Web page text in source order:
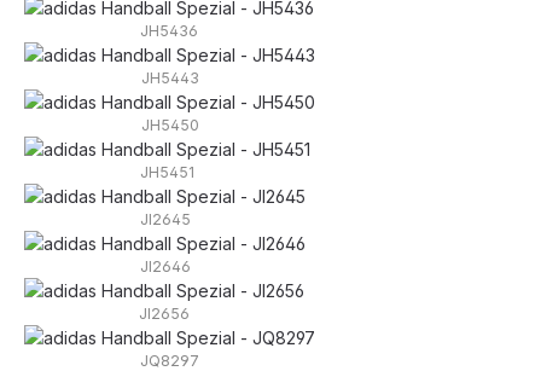
JH5436
JH5443
JH5450
JH5451
JI2645
JI2646
JI2656
JQ8297